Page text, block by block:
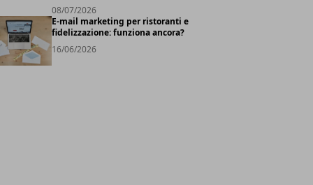
08/07/2026
E-mail marketing per ristoranti e
fidelizzazione: funziona ancora?
16/06/2026